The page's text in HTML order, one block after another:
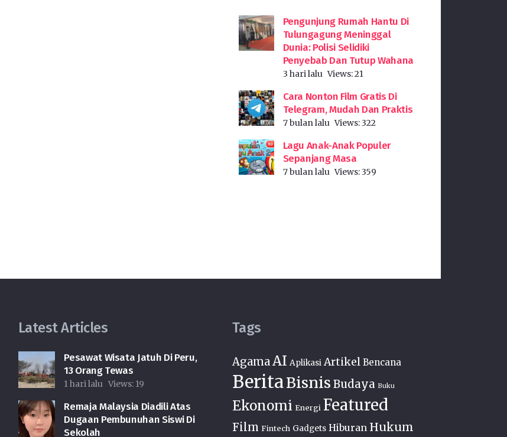
Pengunjung Rumah Hantu Di
Tulungagung Meninggal
Dunia: Polisi Selidiki
Penyebab Dan Tutup Wahana
3 hari lalu Views:21
Cara Nonton Film Gratis Di
Telegram, Mudah Dan Praktis
7 bulan lalu Views:322
Lagu Anak-Anak Populer
Sepanjang Masa
7 bulan lalu Views:359
Latest Articles
Pesawat Wisata Jatuh Di Peru,
13 Orang Tewas
1 hari lalu Views: 19
Remaja Malaysia Diadili Atas
Dugaan Pembunuhan Siswi Di
Sekolah
Tags
AgamaAI Aplikasi Artikel Bencana
BeritaBisnis Budaya Buku
Ekonomi Energi Featured
Film Fintech Gadgets Hiburan Hukum